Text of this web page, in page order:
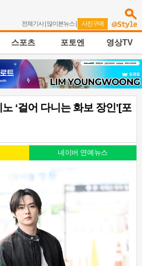
전체기사| 많이본뉴스 | 사진구매
스포츠 포토엔 영상TV
‘걸어 다니는 화보 장인’[포
네이버 연예뉴스